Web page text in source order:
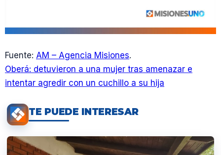
Fuente: AM – Agencia Misiones.
Oberá: detuvieron a una mujer tras amenazar e
intentar agredir con un cuchillo a su hija
TE PUEDE INTERESAR